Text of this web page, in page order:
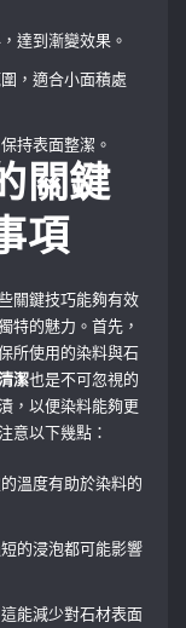
達到漸變效果。
，適合小面積處
持表面整潔。
關鍵
項
關鍵技巧能夠有效
特的魅力。首先，
所使用的染料與石
潔也是不可忽視的
，以便染料能夠更
意以下幾點：
的溫度有助於染料的
短的浸泡都可能影響
能減少對石材表面